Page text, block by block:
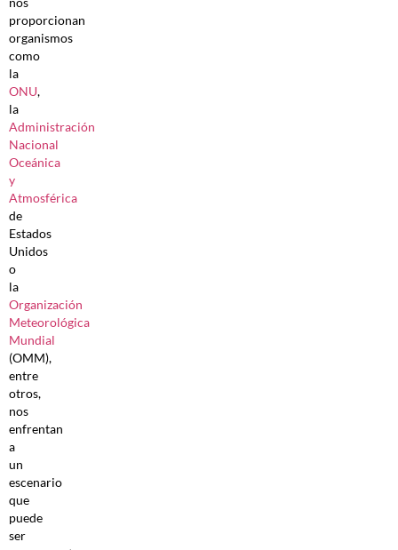
proporcionan
organismos
como
la
ONU,
la
Administración
Nacional
Oceánica
y
Atmosférica
de
Estados
Unidos
o
la
Organización
Meteorológica
Mundial
(OMM),
entre
otros,
nos
enfrentan
a
un
escenario
que
puede
ser